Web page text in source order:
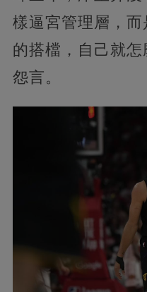
樣逼宮管理層，
的搭檔，自己就
怨言。